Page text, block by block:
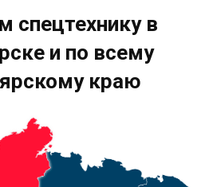
спецтехнику в
и по всему
краю